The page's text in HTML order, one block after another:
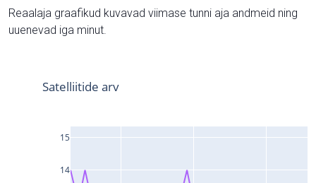
Reaalaja graafikud kuvavad viimase tunni aja andmeid ning
uuenevad iga minut.